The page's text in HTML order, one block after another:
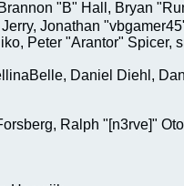
"B" Hall, Bryan
Jonathan
Peter "Arantor" Spicer,
Daniel Diehl,
Ralph "[n3rve]"